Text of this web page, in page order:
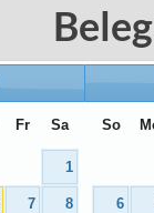
Fr Sa
1
7 8
So
6